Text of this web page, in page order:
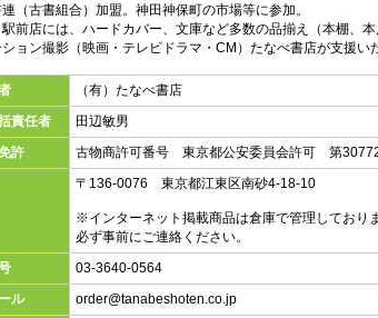
（古書組合）加盟。神田神保町の市場等に参加。
駅前店には、ハードカバー、文庫など多数の品揃え（本棚、
ション撮影（映画・テレビドラマ・CM）たなべ書店が支援い
（有）たなべ書店
責任者
田辺敏男
許
古物商許可番号 東京都公安委員会許可 第
〒136-0076 東京都江東区南砂4-18-10
※インターネット掲載商品は倉庫で管理しており
必ず事前にご連絡ください。
03-3640-0564
ル
order@tanabeshoten.co.jp